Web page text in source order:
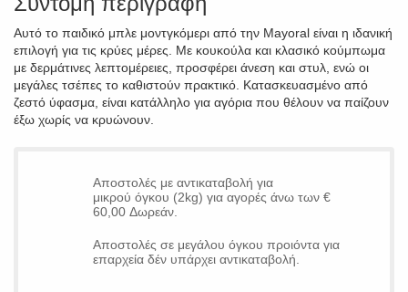
Αυτό το παιδικό μπλε μοντγκόμερι από την Mayoral είναι η ιδανική
επιλογή για τις κρύες μέρες. Με κουκούλα και κλασικό κούμπωμα
με δερμάτινες λεπτομέρειες, προσφέρει άνεση και στυλ, ενώ οι
μεγάλες τσέπες το καθιστούν πρακτικό. Κατασκευασμένο από
ζεστό ύφασμα, είναι κατάλληλο για αγόρια που θέλουν να παίζουν
έξω χωρίς να κρυώνουν.
Αποστολές με αντικαταβολή για
μικρού όγκου (2kg) για αγορές άνω των €
60,00 Δωρεάν.
Αποστολές σε μεγάλου όγκου προιόντα για
επαρχεία δέν υπάρχει αντικαταβολή.